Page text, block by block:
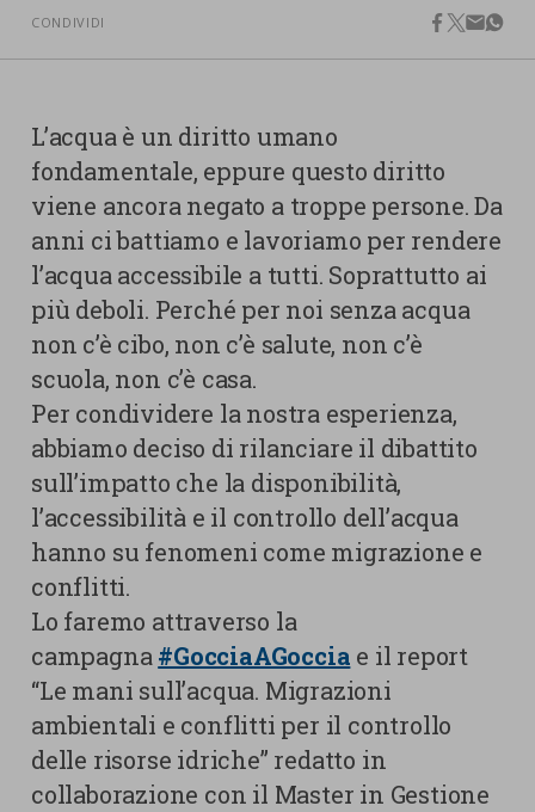
PARTECIPA
Ufficio Stampa
Centro studi
Aziende e Fondazioni
Trasparenza
Lavora con noi
CERCACARRELLO
Cookie di Analisi
Cookie di marketing
Cookie di terze parti
CONDIVIDI facebook
twitter
email
L’acqua è un diritto umano
fondamentale, eppure questo diritto
viene ancora negato a troppe persone. Da
anni ci battiamo e lavoriamo per rendere
l’acqua accessibile a tutti. Soprattutto ai
più deboli. Perché per noi senza acqua
non c’è cibo, non c’è salute, non c’è
scuola, non c’è casa.
Per condividere la nostra esperienza,
abbiamo deciso di rilanciare il dibattito
sull’impatto che la disponibilità,
l’accessibilità e il controllo dell’acqua
hanno su fenomeni come migrazione e
conflitti.
Lo faremo attraverso la
campagna#GocciaAGoccia e il report
“Le mani sull’acqua. Migrazioni
ambientali e conflitti per il controllo
delle risorse idriche” redatto in
collaborazione con il Master in Gestione